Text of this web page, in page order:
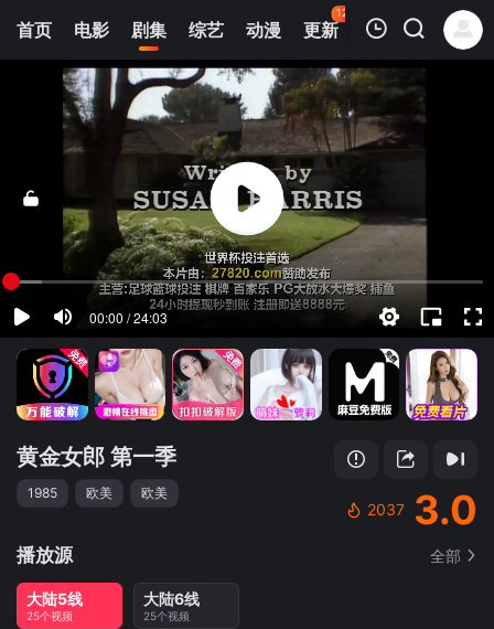
首页 电影 剧集 综艺 动漫 更新
120
热榜 APP
我的观影记录
第01集
黄金女郎 第一季
清空
黄金女郎 第一季
1985 欧美 欧美
2037 3.0
播放源 全部
大陆5线
25个视频
大陆6线
25个视频